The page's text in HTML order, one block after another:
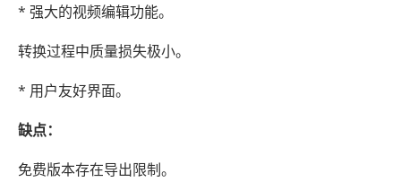
* 强大的视频编辑功能。
转换过程中质量损失极小。
* 用户友好界面。
缺点：
免费版本存在导出限制。